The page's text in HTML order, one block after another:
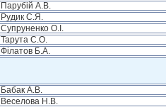
Парубій А.В.
Рудик С.Я.
Супруненко О.І.
Тарута С.О.
Філатов Б.А.
Бабак А.В.
Веселова Н.В.